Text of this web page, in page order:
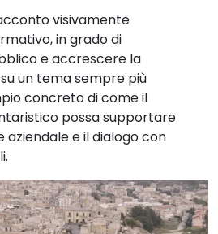
visivamente
in grado di
e accrescere la
un tema sempre più
concreto di come il
possa supportare
aziendale e il dialogo con